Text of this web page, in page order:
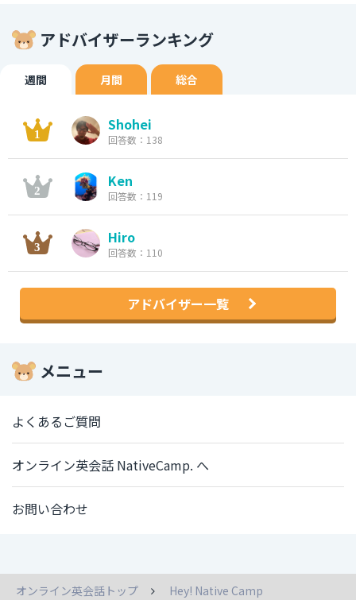
アドバイザーランキング
週間 月間 総合
Shohei
回答数：138
Ken
回答数：119
Hiro
回答数：110
アドバイザー一覧
メニュー
よくあるご質問
オンライン英会話 NativeCamp. へ
お問い合わせ
オンライン英会話トップ
Hey! Native Camp